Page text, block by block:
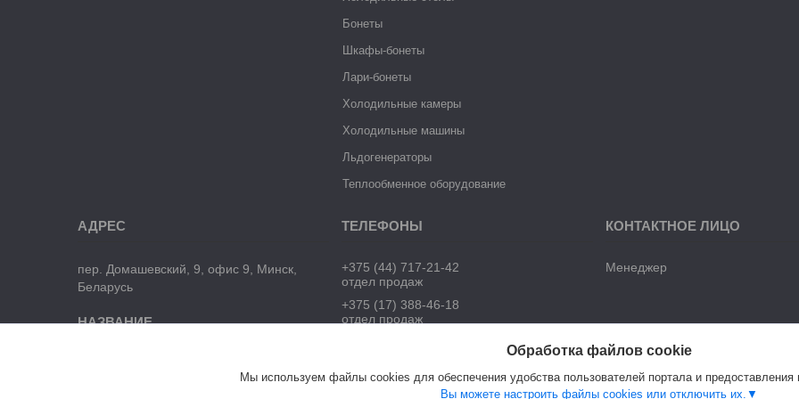
Бонеты
Шкафы-бонеты
Лари-бонеты
Холодильные камеры
Холодильные машины
Льдогенераторы
Теплообменное оборудование
пер. Домашевский, 9, офис 9, Минск,
Беларусь
+375 (44) 717-21-42
отдел продаж
+375 (17) 388-46-18
отдел продаж
Менеджер
Обработка файлов cookie
Мы используем файлы cookies для обеспечения удобства пользователей портала и предоставления
Вы можете настроить файлы cookies или отключить их.